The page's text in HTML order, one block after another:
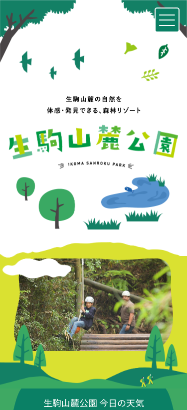
生駒山麓公園 今日の天気